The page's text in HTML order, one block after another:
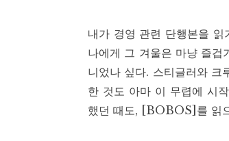
내가 경영 관련 단행본을
나에게 그 겨울은 마냥 즐겁
니었나 싶다. 스티글러와
한 것도 아마 이 무렵에 시
했던 때도, [BOBOS]를 읽